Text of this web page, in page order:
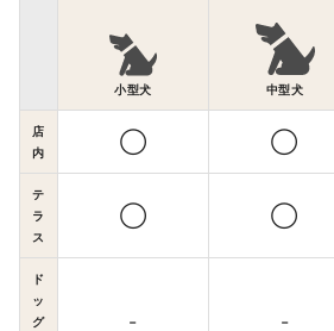
小型犬 中型犬
店
内
◯ ◯
テ
ラ
ス
◯ ◯
ド
ッ
グ
- -